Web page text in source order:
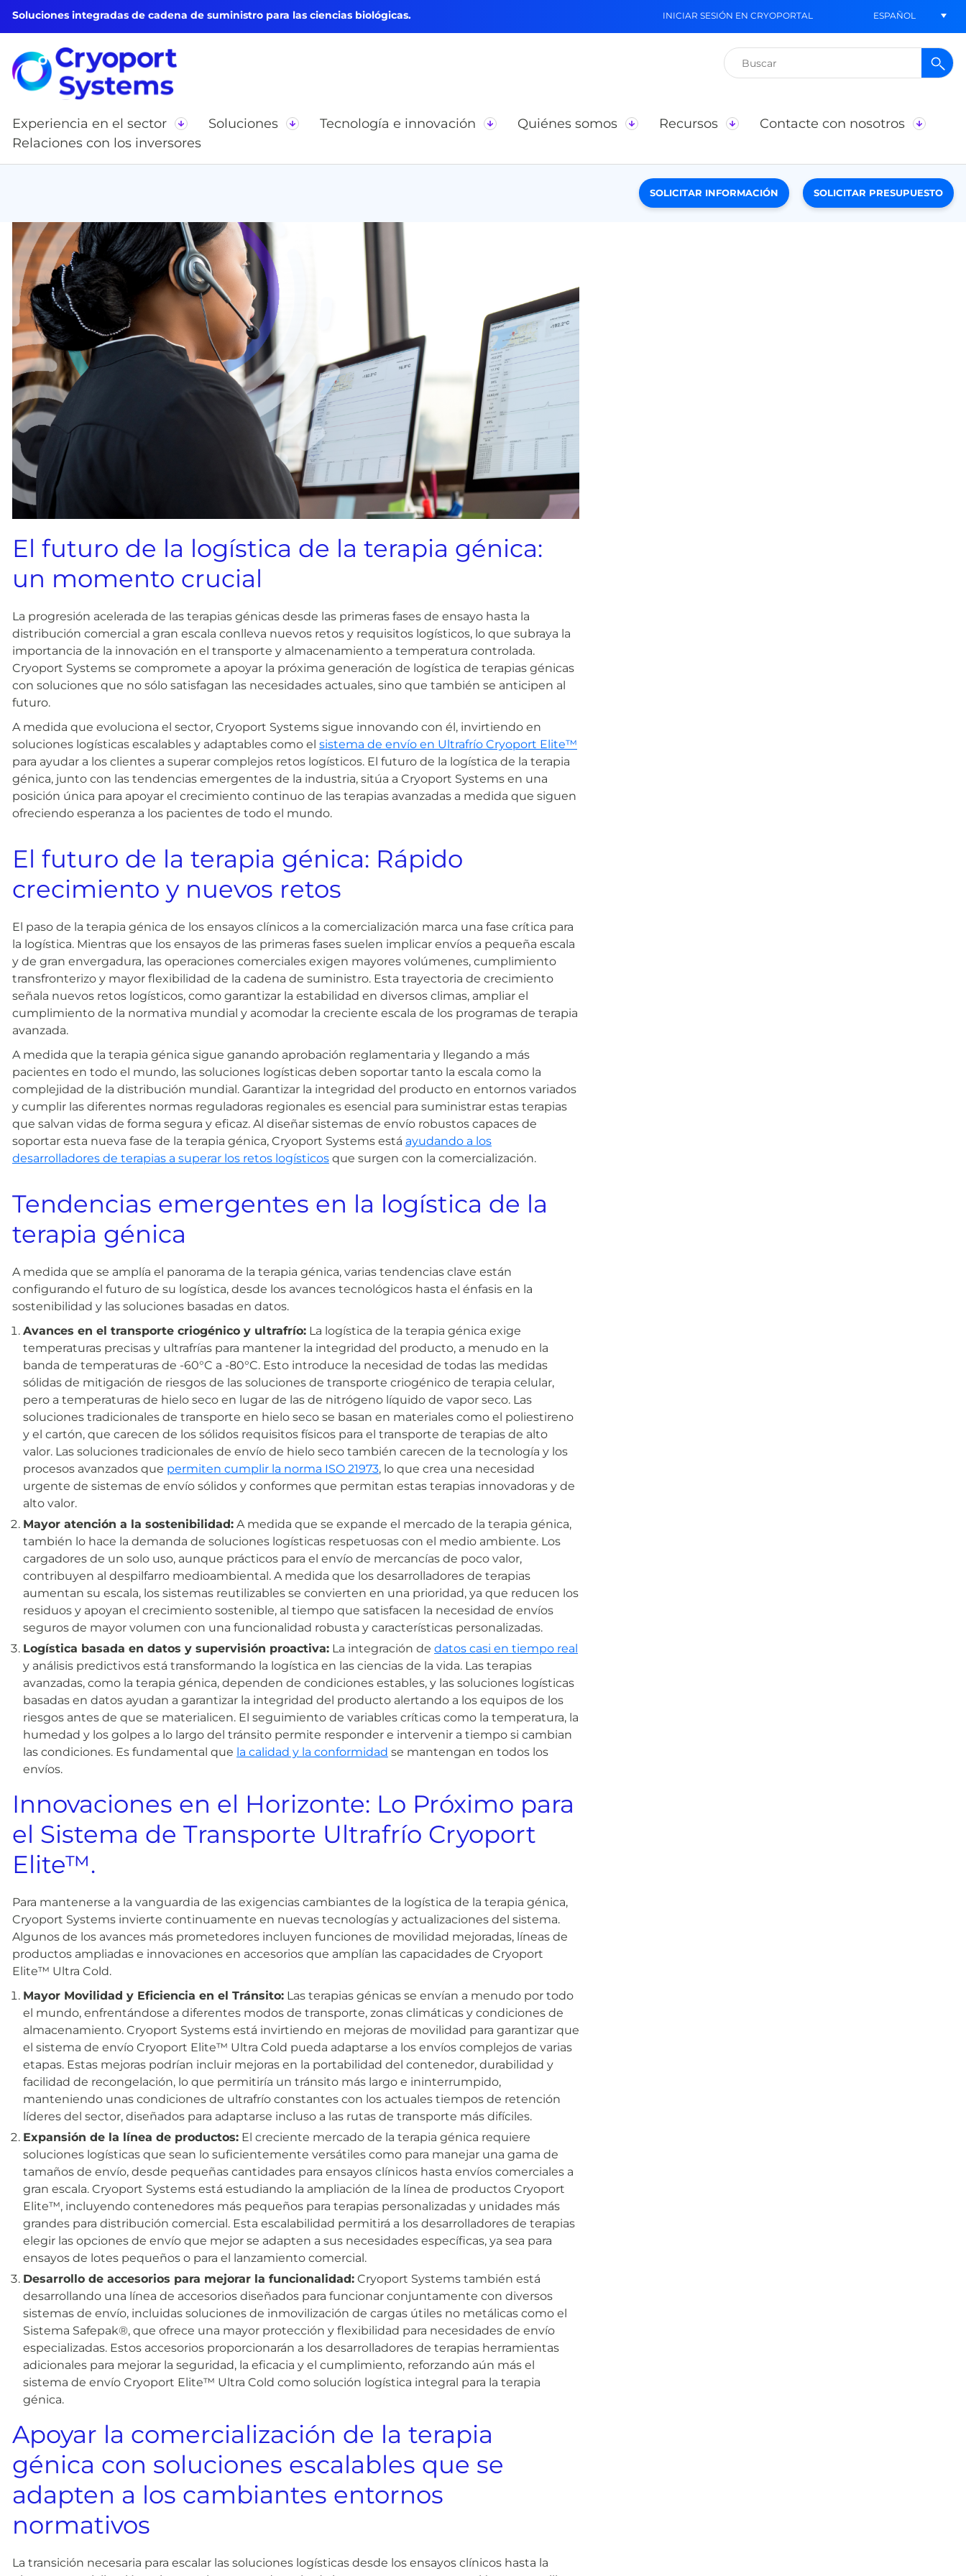
Soluciones integradas de cadena de suministro para las ciencias biológicas. INICIAR SESIÓN EN CRYOPORTAL ESPAÑOL
Buscar:
Experiencia en el sector Soluciones Tecnología e innovación Quiénes somos Recursos
Contacte con nosotros
Relaciones con los inversores
SOLICITAR INFORMACIÓN SOLICITAR PRESUPUESTO
El futuro de la logística de la terapia génica:
un momento crucial
La progresión acelerada de las terapias génicas desde las primeras fases de ensayo hasta la
distribución comercial a gran escala conlleva nuevos retos y requisitos logísticos, lo que subraya la
importancia de la innovación en el transporte y almacenamiento a temperatura controlada.
Cryoport Systems se compromete a apoyar la próxima generación de logística de terapias génicas
con soluciones que no sólo satisfagan las necesidades actuales, sino que también se anticipen al
futuro.
A medida que evoluciona el sector, Cryoport Systems sigue innovando con él, invirtiendo en
soluciones logísticas escalables y adaptables como el sistema de envío en Ultrafrío Cryoport Elite™
para ayudar a los clientes a superar complejos retos logísticos. El futuro de la logística de la terapia
génica, junto con las tendencias emergentes de la industria, sitúa a Cryoport Systems en una
posición única para apoyar el crecimiento continuo de las terapias avanzadas a medida que siguen
ofreciendo esperanza a los pacientes de todo el mundo.
El futuro de la terapia génica: Rápido
crecimiento y nuevos retos
El paso de la terapia génica de los ensayos clínicos a la comercialización marca una fase crítica para
la logística. Mientras que los ensayos de las primeras fases suelen implicar envíos a pequeña escala
y de gran envergadura, las operaciones comerciales exigen mayores volúmenes, cumplimiento
transfronterizo y mayor flexibilidad de la cadena de suministro. Esta trayectoria de crecimiento
señala nuevos retos logísticos, como garantizar la estabilidad en diversos climas, ampliar el
cumplimiento de la normativa mundial y acomodar la creciente escala de los programas de terapia
avanzada.
A medida que la terapia génica sigue ganando aprobación reglamentaria y llegando a más
pacientes en todo el mundo, las soluciones logísticas deben soportar tanto la escala como la
complejidad de la distribución mundial. Garantizar la integridad del producto en entornos variados
y cumplir las diferentes normas reguladoras regionales es esencial para suministrar estas terapias
que salvan vidas de forma segura y eficaz. Al diseñar sistemas de envío robustos capaces de
soportar esta nueva fase de la terapia génica, Cryoport Systems está ayudando a los
desarrolladores de terapias a superar los retos logísticos que surgen con la comercialización.
Tendencias emergentes en la logística de la
terapia génica
A medida que se amplía el panorama de la terapia génica, varias tendencias clave están
configurando el futuro de su logística, desde los avances tecnológicos hasta el énfasis en la
sostenibilidad y las soluciones basadas en datos.
Avances en el transporte criogénico y ultrafrío: La logística de la terapia génica exige
temperaturas precisas y ultrafrías para mantener la integridad del producto, a menudo en la
banda de temperaturas de -60°C a -80°C. Esto introduce la necesidad de todas las medidas
sólidas de mitigación de riesgos de las soluciones de transporte criogénico de terapia celular,
pero a temperaturas de hielo seco en lugar de las de nitrógeno líquido de vapor seco. Las
soluciones tradicionales de transporte en hielo seco se basan en materiales como el poliestireno
y el cartón, que carecen de los sólidos requisitos físicos para el transporte de terapias de alto
valor. Las soluciones tradicionales de envío de hielo seco también carecen de la tecnología y los
procesos avanzados que permiten cumplir la norma ISO 21973, lo que crea una necesidad
urgente de sistemas de envío sólidos y conformes que permitan estas terapias innovadoras y de
alto valor.
Mayor atención a la sostenibilidad: A medida que se expande el mercado de la terapia génica,
también lo hace la demanda de soluciones logísticas respetuosas con el medio ambiente. Los
cargadores de un solo uso, aunque prácticos para el envío de mercancías de poco valor,
contribuyen al despilfarro medioambiental. A medida que los desarrolladores de terapias
aumentan su escala, los sistemas reutilizables se convierten en una prioridad, ya que reducen los
residuos y apoyan el crecimiento sostenible, al tiempo que satisfacen la necesidad de envíos
seguros de mayor volumen con una funcionalidad robusta y características personalizadas.
Logística basada en datos y supervisión proactiva: La integración de datos casi en tiempo real
y análisis predictivos está transformando la logística en las ciencias de la vida. Las terapias
avanzadas, como la terapia génica, dependen de condiciones estables, y las soluciones logísticas
basadas en datos ayudan a garantizar la integridad del producto alertando a los equipos de los
riesgos antes de que se materialicen. El seguimiento de variables críticas como la temperatura, la
humedad y los golpes a lo largo del tránsito permite responder e intervenir a tiempo si cambian
las condiciones. Es fundamental que la calidad y la conformidad se mantengan en todos los
envíos.
Innovaciones en el Horizonte: Lo Próximo para
el Sistema de Transporte Ultrafrío Cryoport
Elite™.
Para mantenerse a la vanguardia de las exigencias cambiantes de la logística de la terapia génica,
Cryoport Systems invierte continuamente en nuevas tecnologías y actualizaciones del sistema.
Algunos de los avances más prometedores incluyen funciones de movilidad mejoradas, líneas de
productos ampliadas e innovaciones en accesorios que amplían las capacidades de Cryoport
Elite™ Ultra Cold.
Mayor Movilidad y Eficiencia en el Tránsito: Las terapias génicas se envían a menudo por todo
el mundo, enfrentándose a diferentes modos de transporte, zonas climáticas y condiciones de
almacenamiento. Cryoport Systems está invirtiendo en mejoras de movilidad para garantizar que
el sistema de envío Cryoport Elite™ Ultra Cold pueda adaptarse a los envíos complejos de varias
etapas. Estas mejoras podrían incluir mejoras en la portabilidad del contenedor, durabilidad y
facilidad de recongelación, lo que permitiría un tránsito más largo e ininterrumpido,
manteniendo unas condiciones de ultrafrío constantes con los actuales tiempos de retención
líderes del sector, diseñados para adaptarse incluso a las rutas de transporte más difíciles.
Expansión de la línea de productos: El creciente mercado de la terapia génica requiere
soluciones logísticas que sean lo suficientemente versátiles como para manejar una gama de
tamaños de envío, desde pequeñas cantidades para ensayos clínicos hasta envíos comerciales a
gran escala. Cryoport Systems está estudiando la ampliación de la línea de productos Cryoport
Elite™, incluyendo contenedores más pequeños para terapias personalizadas y unidades más
grandes para distribución comercial. Esta escalabilidad permitirá a los desarrolladores de terapias
elegir las opciones de envío que mejor se adapten a sus necesidades específicas, ya sea para
ensayos de lotes pequeños o para el lanzamiento comercial.
Desarrollo de accesorios para mejorar la funcionalidad: Cryoport Systems también está
desarrollando una línea de accesorios diseñados para funcionar conjuntamente con diversos
sistemas de envío, incluidas soluciones de inmovilización de cargas útiles no metálicas como el
Sistema Safepak®, que ofrece una mayor protección y flexibilidad para necesidades de envío
especializadas. Estos accesorios proporcionarán a los desarrolladores de terapias herramientas
adicionales para mejorar la seguridad, la eficacia y el cumplimiento, reforzando aún más el
sistema de envío Cryoport Elite™ Ultra Cold como solución logística integral para la terapia
génica.
Apoyar la comercialización de la terapia
génica con soluciones escalables que se
adapten a los cambiantes entornos
normativos
La transición necesaria para escalar las soluciones logísticas desde los ensayos clínicos hasta la